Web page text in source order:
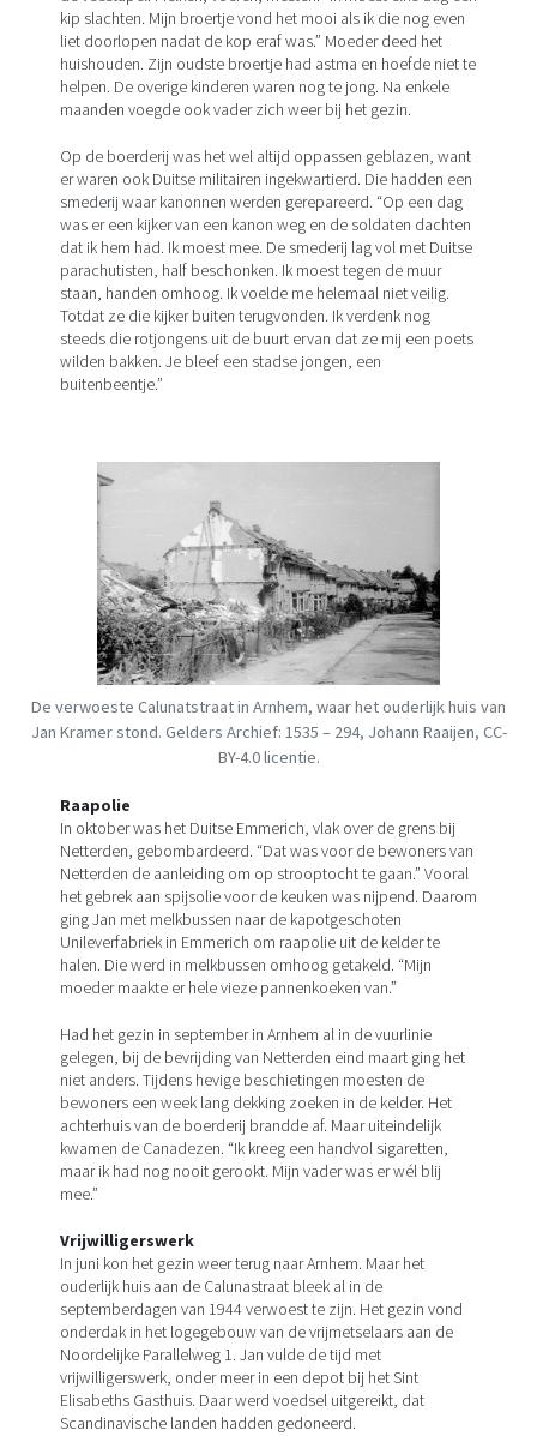
kip slachten. Mijn broertje vond het mooi als ik die nog even
liet doorlopen nadat de kop eraf was.” Moeder deed het
huishouden. Zijn oudste broertje had astma en hoefde niet te
helpen. De overige kinderen waren nog te jong. Na enkele
maanden voegde ook vader zich weer bij het gezin.
Op de boerderij was het wel altijd oppassen geblazen, want
er waren ook Duitse militairen ingekwartierd. Die hadden een
smederij waar kanonnen werden gerepareerd. “Op een dag
was er een kijker van een kanon weg en de soldaten dachten
dat ik hem had. Ik moest mee. De smederij lag vol met Duitse
parachutisten, half beschonken. Ik moest tegen de muur
staan, handen omhoog. Ik voelde me helemaal niet veilig.
Totdat ze die kijker buiten terugvonden. Ik verdenk nog
steeds die rotjongens uit de buurt ervan dat ze mij een poets
wilden bakken. Je bleef een stadse jongen, een
buitenbeentje.”
Raapolie
In oktober was het Duitse Emmerich, vlak over de grens bij
Netterden, gebombardeerd. “Dat was voor de bewoners van
Netterden de aanleiding om op strooptocht te gaan.” Vooral
het gebrek aan spijsolie voor de keuken was nijpend. Daarom
ging Jan met melkbussen naar de kapotgeschoten
Unileverfabriek in Emmerich om raapolie uit de kelder te
halen. Die werd in melkbussen omhoog getakeld. “Mijn
moeder maakte er hele vieze pannenkoeken van.”
Had het gezin in september in Arnhem al in de vuurlinie
gelegen, bij de bevrijding van Netterden eind maart ging het
niet anders. Tijdens hevige beschietingen moesten de
bewoners een week lang dekking zoeken in de kelder. Het
achterhuis van de boerderij brandde af. Maar uiteindelijk
kwamen de Canadezen. “Ik kreeg een handvol sigaretten,
maar ik had nog nooit gerookt. Mijn vader was er wél blij
mee.”
Vrijwilligerswerk
In juni kon het gezin weer terug naar Arnhem. Maar het
ouderlijk huis aan de Calunastraat bleek al in de
septemberdagen van 1944 verwoest te zijn. Het gezin vond
onderdak in het logegebouw van de vrijmetselaars aan de
Noordelijke Parallelweg 1. Jan vulde de tijd met
vrijwilligerswerk, onder meer in een depot bij het Sint
Elisabeths Gasthuis. Daar werd voedsel uitgereikt, dat
Scandinavische landen hadden gedoneerd.
De verwoeste Calunatstraat in Arnhem, waar het ouderlijk huis van
Jan Kramer stond. Gelders Archief: 1535 – 294, Johann Raaijen, CC-
BY-4.0 licentie.